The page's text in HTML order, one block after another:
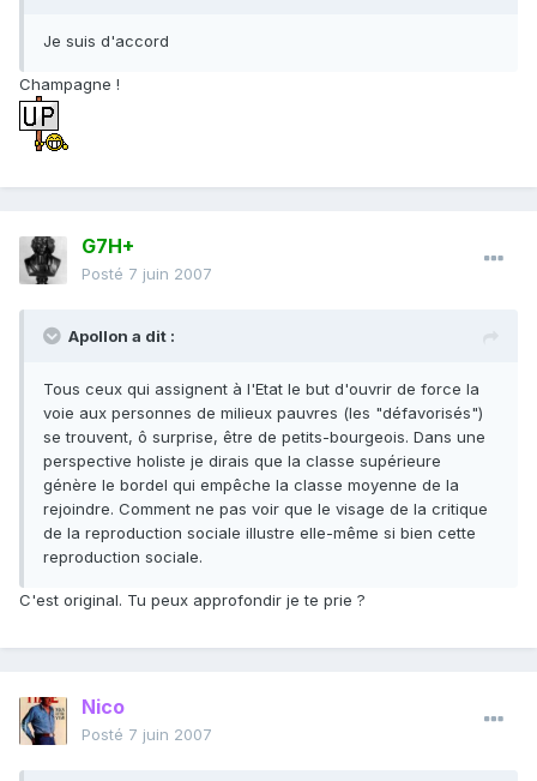
Je suis d'accord
Champagne !
G7H+
Posté 7 juin 2007
Apollon a dit :
Tous ceux qui assignent à l'Etat le but d'ouvrir de force la
voie aux personnes de milieux pauvres (les "défavorisés")
se trouvent, ô surprise, être de petits-bourgeois. Dans une
perspective holiste je dirais que la classe supérieure
génère le bordel qui empêche la classe moyenne de la
rejoindre. Comment ne pas voir que le visage de la critique
de la reproduction sociale illustre elle-même si bien cette
reproduction sociale.
C'est original. Tu peux approfondir je te prie ?
Nico
Posté 7 juin 2007